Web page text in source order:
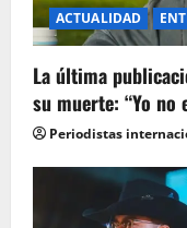
ACTUALIDAD
La última
su muerte: “Yo no
Periodistas